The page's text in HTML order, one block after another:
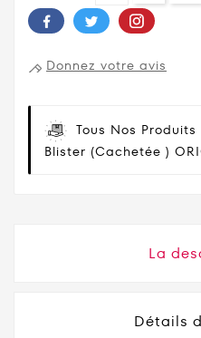
Donnez votre avis
Tous Nos
Blister (cachetée )
La
Détails